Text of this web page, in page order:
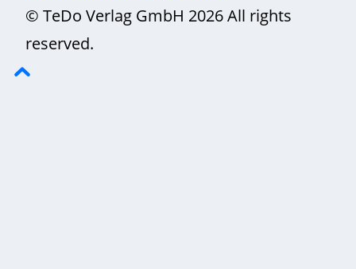
© TeDo Verlag GmbH 2026 All rights
reserved.